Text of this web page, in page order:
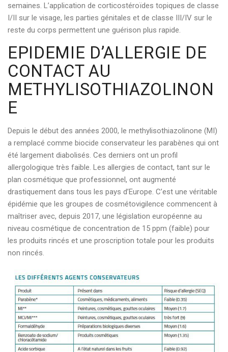
semaines. L’application de corticostéroïdes topiques de classe
I/II sur le visage, les parties génitales et de classe III/IV sur le
reste du corps permettent une guérison plus rapide.
EPIDEMIE D’ALLERGIE DE
CONTACT AU
METHYLISOTHIAZOLINON
E
Depuis le début des années 2000, le methylisothiazolinone (MI)
a remplacé comme biocide conservateur les parabènes qui ont
été largement diabolisés. Ces derniers ont un profil
allergologique très faible. Les allergies de contact, tant sur le
plan cosmétique que professionnel, ont augmenté
drastiquement dans tous les pays d’Europe. C’est une véritable
épidémie que les groupes de cosmétovigilence commencent à
maîtriser avec, depuis 2017, une législation européenne au
niveau cosmétique de concentration de 15 ppm (faible) pour
les produits rincés et une proscription totale pour les produits
non rincés.